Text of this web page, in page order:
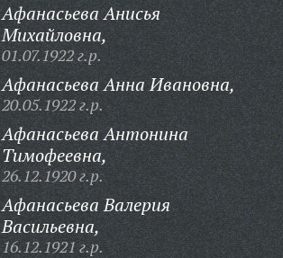
Афанасьева Анисья
Михайловна,
01.07.1922 г.р.
Афанасьева Анна Ивановна,
20.05.1922 г.р.
Афанасьева Антонина
Тимофеевна,
26.12.1920 г.р.
Афанасьева Валерия
Васильевна,
16.12.1921 г.р.